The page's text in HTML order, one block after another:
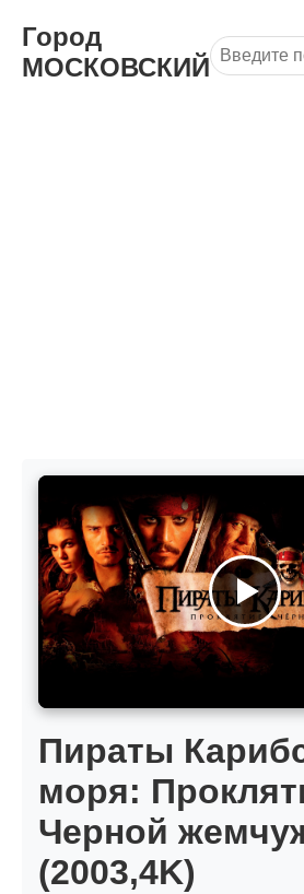
Город
МОСКОВСКИЙ
Пираты
моря:
Черной
(2003,4K)